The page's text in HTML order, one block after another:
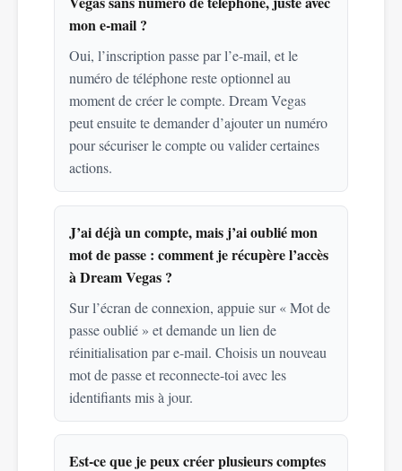
mon e-mail ?
Oui, l’inscription passe par l’e-mail, et le
numéro de téléphone reste optionnel au
moment de créer le compte. Dream Vegas
peut ensuite te demander d’ajouter un numéro
pour sécuriser le compte ou valider certaines
actions.
J’ai déjà un compte, mais j’ai oublié mon
mot de passe : comment je récupère l’accès
à Dream Vegas ?
Sur l’écran de connexion, appuie sur « Mot de
passe oublié » et demande un lien de
réinitialisation par e-mail. Choisis un nouveau
mot de passe et reconnecte-toi avec les
identifiants mis à jour.
Est-ce que je peux créer plusieurs comptes